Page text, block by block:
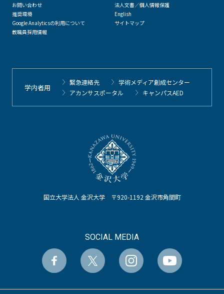
国立大学法人 金沢大学 〒920-1192 金沢市角間町
SOCIAL MEDIA
お問い合わせ
推奨環境
Google Analyticsの利用について
教職員採用情報
法人文書／個人情報保護
English
サイトマップ
学内者用
緊急連絡先
学術メディア創成センター
アカンサスポータル
キャンパスAED